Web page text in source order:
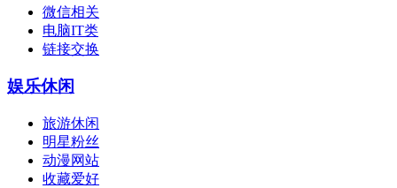
微信相关
电脑IT类
链接交换
娱乐休闲
旅游休闲
明星粉丝
动漫网站
收藏爱好